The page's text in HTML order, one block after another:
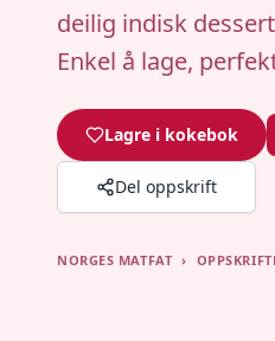
deilig indisk
Enkel å lage,
Lagre i kokebok
Del oppskrift
NORGES MATFAT ›